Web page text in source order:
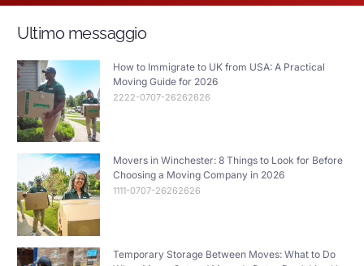
Ultimo messaggio
How to Immigrate to UK from USA: A Practical
Moving Guide for 2026
2222-0707-26262626
Movers in Winchester: 8 Things to Look for Before
Choosing a Moving Company in 2026
1111-0707-26262626
Temporary Storage Between Moves: What to Do